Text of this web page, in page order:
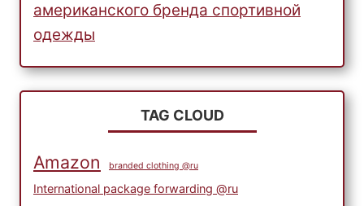
американского бренда спортивной
одежды
TAG CLOUD
Amazon branded clothing @ru
International package forwarding @ru